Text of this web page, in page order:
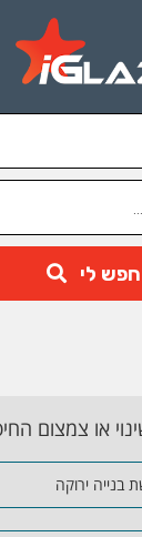
חפש לי
או צמצום
בנייה ירוקה